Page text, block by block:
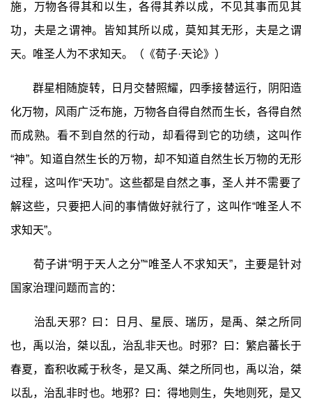
施，万物各得其和以生，各得其养以成，不见其事而见其
功，夫是之谓神。皆知其所以成，莫知其无形，夫是之谓
天。唯圣人为不求知天。（《荀子·天论》）
群星相随旋转，日月交替照耀，四季接替运行，阴阳造
化万物，风雨广泛布施，万物各自得自然而生长，各得自然
而成熟。看不到自然的行动，却看得到它的功绩，这叫作
“神”。知道自然生长的万物，却不知道自然生长万物的无形
过程，这叫作“天功”。这些都是自然之事，圣人并不需要了
解这些，只要把人间的事情做好就行了，这叫作“唯圣人不
求知天”。
荀子讲“明于天人之分”“唯圣人不求知天”，主要是针对
国家治理问题而言的：
治乱天邪？曰：日月、星辰、瑞历，是禹、桀之所同
也，禹以治，桀以乱，治乱非天也。时邪？曰：繁启蕃长于
春夏，畜积收臧于秋冬，是又禹、桀之所同也，禹以治，桀
以乱，治乱非时也。地邪？曰：得地则生，失地则死，是又